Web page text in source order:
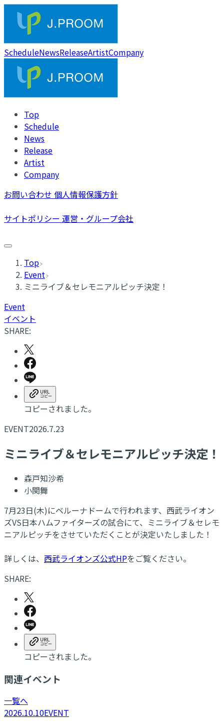
ScheduleNewsReleaseArtistCompany
Top
Schedule
News
Release
Artist
Company
お問い合わせ 個人情報保護方針
サイトポリシー 運営・グループ会社
Top
Event
ミニライブ＆セレモニアルピッチ決定！
Event
イベント
SHARE:
コピーされました。
EVENT2026.7.23
ミニライブ＆セレモニアルピッチ決定！
森戸知沙希
小関舞
7月23日(木)にベルーナドームで行われます、西武ライオン
ズVS日本ハムファイターズの試合にて、ミニライブ＆セレモ
ニアルピッチをさせていただくことが決定いたしました！
詳しくは、 西武ライオンズ公式HPをご覧ください。
SHARE:
コピーされました。
関連イベント
一覧へ
2026.10.10EVENT